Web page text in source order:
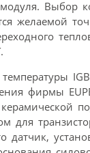
Выбор
желаемой
фирмы
для
датчик,